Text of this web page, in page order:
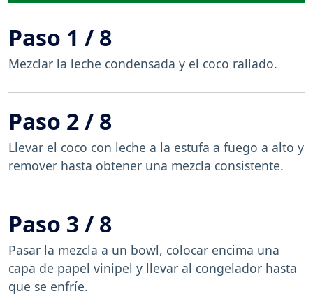
Paso 1 / 8
Mezclar la leche condensada y el coco rallado.
Paso 2 / 8
Llevar el coco con leche a la estufa a fuego a alto y
remover hasta obtener una mezcla consistente.
Paso 3 / 8
Pasar la mezcla a un bowl, colocar encima una
capa de papel vinipel y llevar al congelador hasta
que se enfríe.